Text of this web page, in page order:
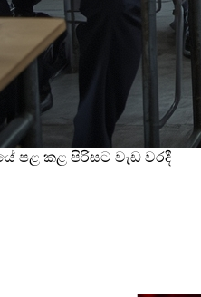
පළ කළ පිරිසට වැඩ වරදී